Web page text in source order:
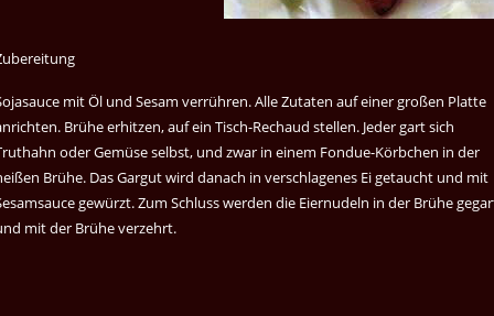
mit Öl und Sesam verrühren. Alle Zutaten auf einer großen Platte
Brühe erhitzen, auf ein Tisch-Rechaud stellen. Jeder gart sich
oder Gemüse selbst, und zwar in einem Fondue-Körbchen in der
Brühe. Das Gargut wird danach in verschlagenes Ei getaucht und mit
gewürzt. Zum Schluss werden die Eiernudeln in der Brühe
mit der Brühe verzehrt.